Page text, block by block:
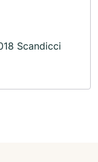
Scandicci